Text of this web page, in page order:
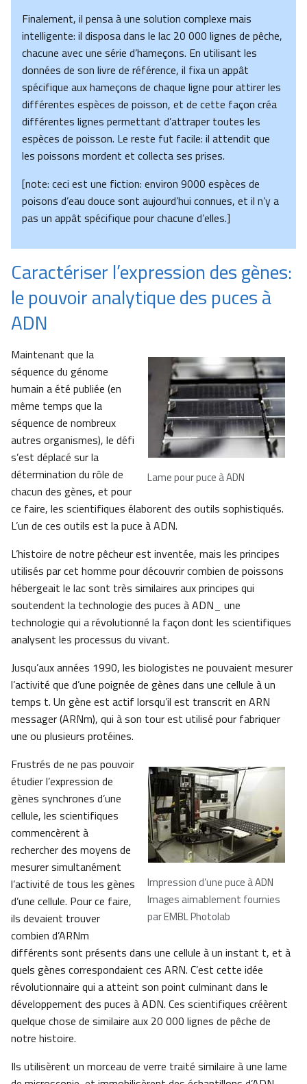
Finalement, il pensa à une solution complexe mais
intelligente: il disposa dans le lac 20 000 lignes de pêche,
chacune avec une série d’hameçons. En utilisant les
données de son livre de référence, il fixa un appât
spécifique aux hameçons de chaque ligne pour attirer les
différentes espèces de poisson, et de cette façon créa
différentes lignes permettant d’attraper toutes les
espèces de poisson. Le reste fut facile: il attendit que
les poissons mordent et collecta ses prises.
[note: ceci est une fiction: environ 9000 espèces de
poisons d’eau douce sont aujourd’hui connues, et il n’y a
pas un appât spécifique pour chacune d’elles.]
Caractériser l’expression des gènes:
le pouvoir analytique des puces à
ADN
Lame pour puce à ADN
Maintenant que la
séquence du génome
humain a été publiée (en
même temps que la
séquence de nombreux
autres organismes), le défi
s’est déplacé sur la
détermination du rôle de
chacun des gènes, et pour
ce faire, les scientifiques élaborent des outils sophistiqués.
L’un de ces outils est la puce à ADN.
L’histoire de notre pêcheur est inventée, mais les principes
utilisés par cet homme pour découvrir combien de poissons
hébergeait le lac sont très similaires aux principes qui
soutendent la technologie des puces à ADN_ une
technologie qui a révolutionné la façon dont les scientifiques
analysent les processus du vivant.
Jusqu’aux années 1990, les biologistes ne pouvaient mesurer
l’activité que d’une poignée de gènes dans une cellule à un
temps t. Un gène est actif lorsqu’il est transcrit en ARN
messager (ARNm), qui à son tour est utilisé pour fabriquer
une ou plusieurs protéines.
Impression d’une puce à ADN
Images aimablement fournies
par EMBL Photolab
Frustrés de ne pas pouvoir
étudier l’expression de
gènes synchrones d’une
cellule, les scientifiques
commencèrent à
rechercher des moyens de
mesurer simultanément
l’activité de tous les gènes
d’une cellule. Pour ce faire,
ils devaient trouver
combien d’ARNm
différents sont présents dans une cellule à un instant t, et à
quels gènes correspondaient ces ARN. C’est cette idée
révolutionnaire qui a atteint son point culminant dans le
développement des puces à ADN. Ces scientifiques créèrent
quelque chose de similaire aux 20 000 lignes de pêche de
notre histoire.
Ils utilisèrent un morceau de verre traité similaire à une lame